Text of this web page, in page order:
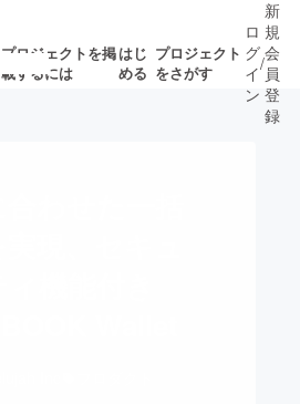
プロジェクトを掲
載するには
はじ
める
プロジェクト
をさがす
ロ
グ
イ
ン
/
新
規
会
員
登
録